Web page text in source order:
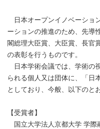
日本オープンイノベーショ
ーションの推進のため、先導
閣総理大臣賞、大臣賞、長官
の表彰を行うものです。
日本学術会議では、学術の
られる個人又は団体に、「日
としており、今般、以下のと
【受賞者】
国立大学法人京都大学 学際